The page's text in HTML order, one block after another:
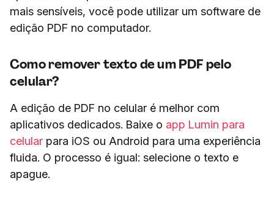
mais sensíveis, você pode utilizar um software de
edição PDF no computador.
Como remover texto de um PDF pelo
celular?
A edição de PDF no celular é melhor com
aplicativos dedicados. Baixe o app Lumin para
celular para iOS ou Android para uma experiência
fluida. O processo é igual: selecione o texto e
apague.